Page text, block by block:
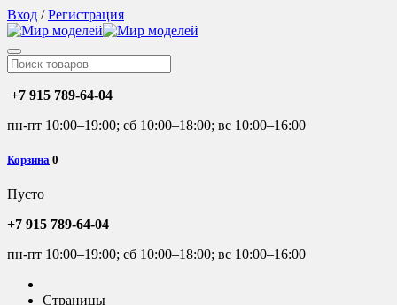
Вход /Регистрация
+7 915 789-64-04
пн-пт 10:00–19:00; сб 10:00–18:00; вс 10:00–16:00
Корзина 0
Пусто
+7 915 789-64-04
пн-пт 10:00–19:00; сб 10:00–18:00; вс 10:00–16:00
Страницы